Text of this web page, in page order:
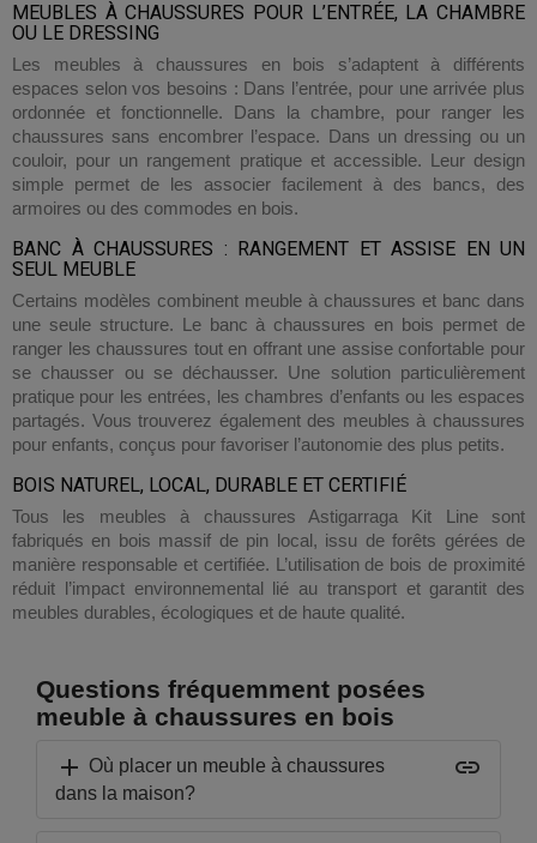
MEUBLES À CHAUSSURES POUR L’ENTRÉE, LA CHAMBRE
OU LE DRESSING
Les meubles à chaussures en bois s’adaptent à différents
espaces selon vos besoins : Dans l’entrée, pour une arrivée plus
ordonnée et fonctionnelle. Dans la chambre, pour ranger les
chaussures sans encombrer l’espace. Dans un dressing ou un
couloir, pour un rangement pratique et accessible. Leur design
simple permet de les associer facilement à des bancs, des
armoires ou des commodes en bois.
BANC À CHAUSSURES : RANGEMENT ET ASSISE EN UN
SEUL MEUBLE
Certains modèles combinent meuble à chaussures et banc dans
une seule structure. Le banc à chaussures en bois permet de
ranger les chaussures tout en offrant une assise confortable pour
se chausser ou se déchausser. Une solution particulièrement
pratique pour les entrées, les chambres d’enfants ou les espaces
partagés. Vous trouverez également des meubles à chaussures
pour enfants, conçus pour favoriser l’autonomie des plus petits.
BOIS NATUREL, LOCAL, DURABLE ET CERTIFIÉ
Tous les meubles à chaussures Astigarraga Kit Line sont
fabriqués en bois massif de pin local, issu de forêts gérées de
manière responsable et certifiée. L’utilisation de bois de proximité
réduit l’impact environnemental lié au transport et garantit des
meubles durables, écologiques et de haute qualité.
Questions fréquemment posées
meuble à chaussures en bois
add Où placer un meuble à chaussures
dans la maison?
insert_link